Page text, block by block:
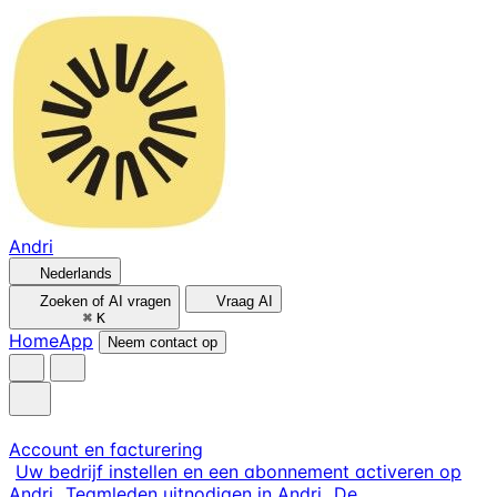
Andri
Nederlands
Zoeken of AI vragen
⌘ K
Vraag AI
HomeApp Neem contact op
Account en facturering
Uw bedrijf instellen en een abonnement activeren op